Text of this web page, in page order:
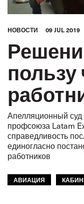
HОВОСТИ 09 JUL 2019
Апелляционный
профсоюза Latam
справедливость
единогласно
работников
АВИАЦИЯ